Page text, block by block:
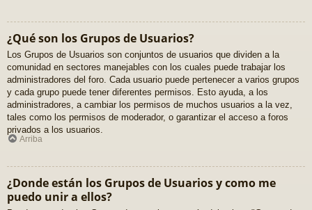
¿Qué son los Grupos de Usuarios?
Los Grupos de Usuarios son conjuntos de usuarios que dividen a la
comunidad en sectores manejables con los cuales puede trabajar los
administradores del foro. Cada usuario puede pertenecer a varios grupos
y cada grupo puede tener diferentes permisos. Esto ayuda, a los
administradores, a cambiar los permisos de muchos usuarios a la vez,
tales como los permisos de moderador, o garantizar el acceso a foros
privados a los usuarios.
Arriba
¿Donde están los Grupos de Usuarios y como me
puedo unir a ellos?